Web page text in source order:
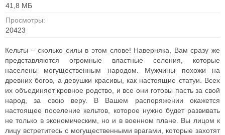
41,8 МБ
Просмотры:
20423
Кельты – сколько силы в этом слове! Наверняка, Вам сразу же
представляются огромные властные селения, которые
населены могущественным народом. Мужчины похожи на
древних богов, а девушки красивы, как настоящие статуи. Всех
их объединяет кровное родство, и все они готовы пасть за свой
народ, за свою веру. В Вашем распоряжении окажется
настоящее поселение кельтов, которое нужно будет развивать
не только в экономическим, но и в военном плане. Вы лицом к
лицу встретитесь с могущественными врагами, которые захотят